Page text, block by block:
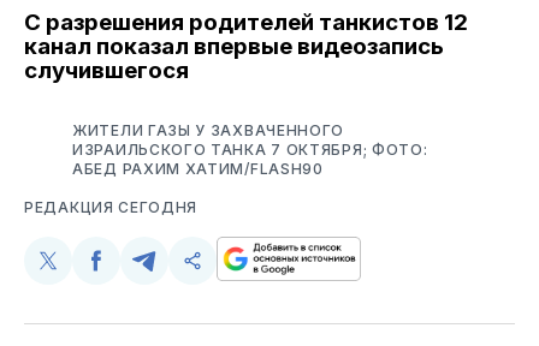
С разрешения родителей танкистов 12
канал показал впервые видеозапись
случившегося
ЖИТЕЛИ ГАЗЫ У ЗАХВАЧЕННОГО
ИЗРАИЛЬСКОГО ТАНКА 7 ОКТЯБРЯ; ФОТО:
АБЕД РАХИМ ХАТИМ/FLASH90
РЕДАКЦИЯ СЕГОДНЯ
Поделиться
Twitter
Поделиться
Facebook
Поделиться
Telegram
Скопируйте
поделитесь